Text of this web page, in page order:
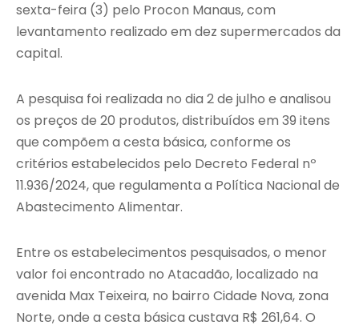
sexta-feira (3) pelo Procon Manaus, com
levantamento realizado em dez supermercados da
capital.
A pesquisa foi realizada no dia 2 de julho e analisou
os preços de 20 produtos, distribuídos em 39 itens
que compõem a cesta básica, conforme os
critérios estabelecidos pelo Decreto Federal nº
11.936/2024, que regulamenta a Política Nacional de
Abastecimento Alimentar.
Entre os estabelecimentos pesquisados, o menor
valor foi encontrado no Atacadão, localizado na
avenida Max Teixeira, no bairro Cidade Nova, zona
Norte, onde a cesta básica custava R$ 261,64. O